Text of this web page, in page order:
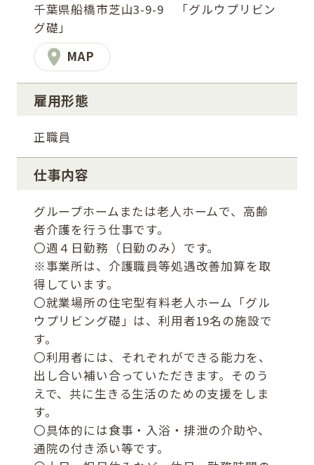
千葉県船橋市芝山3-9-9 「グルウプリビン
グ礎」
MAP
雇用形態
正職員
仕事内容
グループホームまたは老人ホームで、高齢
者介護を行う仕事です。
〇週４日勤務（日勤のみ）です。
※事業所は、介護職員等処遇改善加算を取
得しています。
〇就業場所の住宅型有料老人ホーム「グル
ウプリビング礎」は、利用者19名の施設で
す。
〇利用者には、それぞれができる能力を、
出し合い補い合っていただきます。そのう
えで、共に生きる生活のための支援をしま
す。
〇具体的には食事・入浴・排泄の介助や、
通院の付き添い等です。